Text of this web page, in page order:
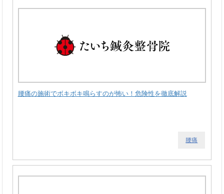
腰痛の施術でボキボキ鳴らすのが怖い！危険性を徹底解説
腰痛